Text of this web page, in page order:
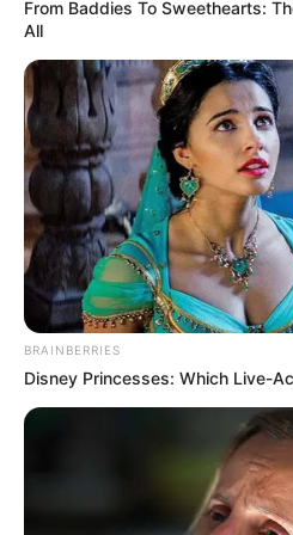
Email address:
Όλα τα κείμενα και οι εικόνες
ΝΙΚΟΛΑΟΣ ΑΝΑΞΙΜΑΝΔΡΟΣ.
αναδημοσίευση και η
From Baddies To Sweethearts:
All
BRAINBERRIES
Disney Princesses: Which Live-